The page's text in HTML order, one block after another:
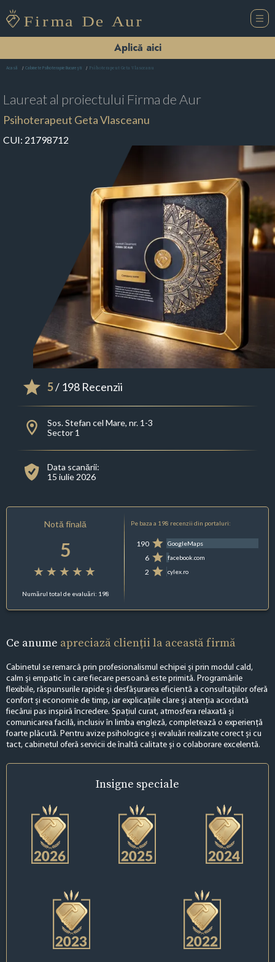
Aplică aici
Acasă Cabinete Psihoterapie Bucureşti Psihoterapeut Geta Vlasceanu
Laureat al proiectului Firma de Aur
Psihoterapeut Geta Vlasceanu
CUI: 21798712
5/ 198 Recenzii
Sos. Stefan cel Mare, nr. 1-3
Sector 1
Data scanării:
15 iulie 2026
Notă finală
5
Numărul total de evaluări: 198
Pe baza a 198 recenzii din portaluri:
190 GoogleMaps
6 facebook.com
2 cylex.ro
Ce anume apreciază clienții la această firmă
Cabinetul se remarcă prin profesionalismul echipei și prin modul cald,
calm și empatic în care fiecare persoană este primită. Programările
flexibile, răspunsurile rapide și desfășurarea eficientă a consultațiilor oferă
confort și economie de timp, iar explicațiile clare și atenția acordată
fiecărui pas inspiră încredere. Spațiul curat, atmosfera relaxată și
comunicarea facilă, inclusiv în limba engleză, completează o experiență
foarte plăcută. Pentru avize psihologice și evaluări realizate corect și cu
tact, cabinetul oferă servicii de înaltă calitate și o colaborare excelentă.
Insigne speciale